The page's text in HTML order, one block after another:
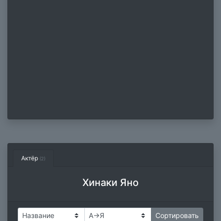
Актёр (2)
Хинаки Яно